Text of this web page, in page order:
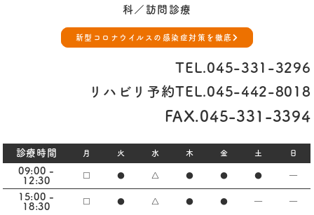
科／訪問診療
新型コロナウイルスの感染症対策を徹底
TEL.045-331-3296
リハビリ予約TEL.045-442-8018
FAX.045-331-3394
診療時間 月 火 水 木 金 土 日
09:00 -
12:30
□ ● △ ● ● ● ―
15:00 -
18:30
□ ● △ ● ● ― ―